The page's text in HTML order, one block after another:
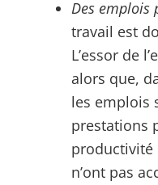
Des emplois
travail est
L’essor de
alors que,
les emplois
prestations
productivité
n’ont pas